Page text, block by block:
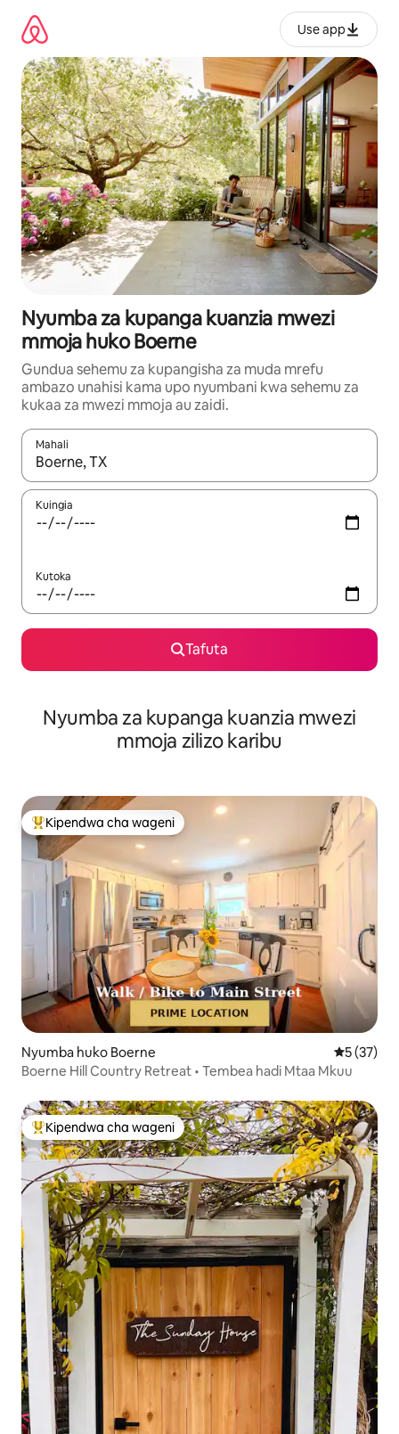
kwenda
kwenye
maudhui
Use app
Nyumba za kupanga kuanzia mwezi
mmoja huko Boerne
Gundua sehemu za kupangisha za muda mrefu
ambazo unahisi kama upo nyumbani kwa sehemu za
kukaa za mwezi mmoja au zaidi.
Mahali
Wakati matokeo yanapatikana, vinjari kwa kutumia vitufe vya
Kuingia
Kutoka
Tafuta
Nyumba za kupanga kuanzia mwezi
mmoja zilizo karibu
Kipendwa maarufu cha wageni
Kipendwa cha wageni
Nyumba huko Boerne Ukadiriaji
5 (37)
Boerne Hill Country Retreat • Tembea hadi Mtaa Mkuu
Kipendwa maarufu cha wageni
Kipendwa cha wageni